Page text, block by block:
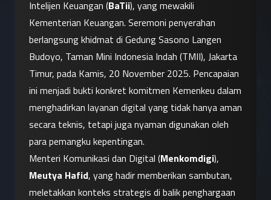
Intelijen Keuangan (BaTii), yang mewakili
Kementerian Keuangan. Seremoni penyerahan
berlangsung khidmat di Gedung Sasono Langen
Budoyo, Taman Mini Indonesia Indah (TMII), Jakarta
Timur, pada Kamis, 20 November 2025. Pencapaian
ini menjadi bukti konkret komitmen Kemenkeu dalam
menghadirkan layanan digital yang tidak hanya aman
secara teknis, tetapi juga nyaman digunakan oleh
para pemangku kepentingan.
Menteri Komunikasi dan Digital (Menkomdigi
Meutya Hafid, yang hadir memberikan sambutan,
meletakkan konteks strategis di balik penghargaan